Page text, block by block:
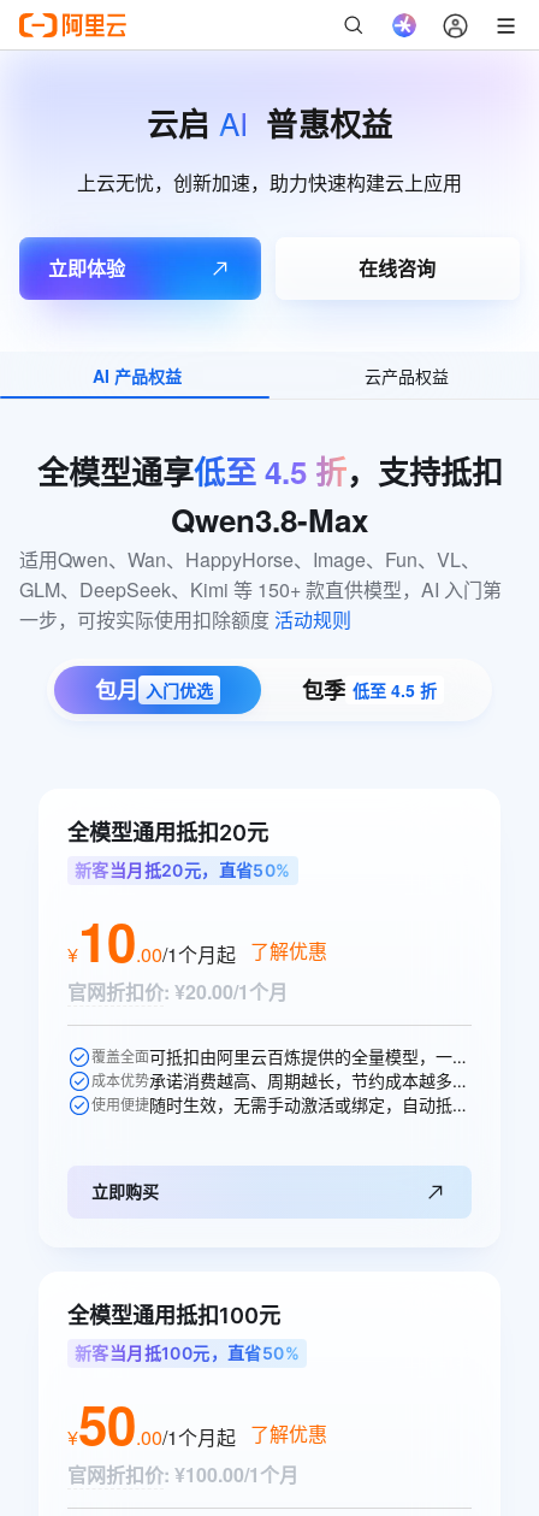
云启 AI 普惠权益
上云无忧，创新加速，助力快速构建云上应用
立即体验 在线咨询
AI 产品权益 云产品权益
全模型通享低至 4.5 折，支持抵扣
Qwen3.8-Max
适用Qwen、Wan、HappyHorse、Image、Fun、VL、
GLM、DeepSeek、Kimi 等 150+ 款直供模型，AI 入门第
一步，可按实际使用扣除额度 活动规则
包月 入门优选 包季 低至 4.5 折
全模型通用抵扣20元
新客当月抵20元，直省50%
¥10.00/1个月起 了解优惠
官网折扣价: ¥20.00/1个月
覆盖全面 可抵扣由阿里云百炼提供的全量模型，一次购买即可跨模型通享。
成本优势 承诺消费越高、周期越长，节约成本越多，直省10元。
使用便捷 随时生效，无需手动激活或绑定，自动抵扣。
立即购买
全模型通用抵扣100元
新客当月抵100元，直省50%
¥50.00/1个月起 了解优惠
官网折扣价: ¥100.00/1个月